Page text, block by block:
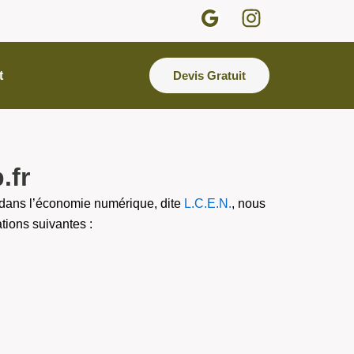
R
i
-
g
o
-
I
n
s
a
Devis Gratuit
l’économie numérique, dite L.C.E.N., nous
suivantes :